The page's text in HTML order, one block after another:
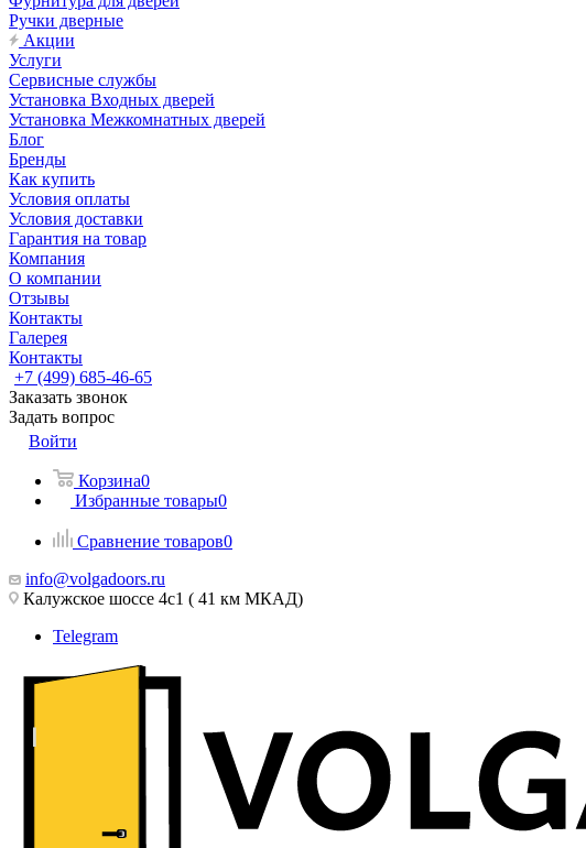
Ручки дверные
Акции
Услуги
Сервисные службы
Установка Входных дверей
Установка Межкомнатных дверей
Блог
Бренды
Как купить
Условия оплаты
Условия доставки
Гарантия на товар
Компания
О компании
Отзывы
Контакты
Галерея
Контакты
+7 (499) 685-46-65
Заказать звонок
Задать вопрос
Войти
Корзина0
Избранные товары0
Сравнение товаров0
info@volgadoors.ru
Калужское шоссе 4с1 ( 41 км МКАД)
Telegram